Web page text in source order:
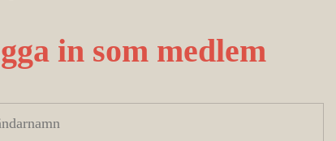
in som medlem